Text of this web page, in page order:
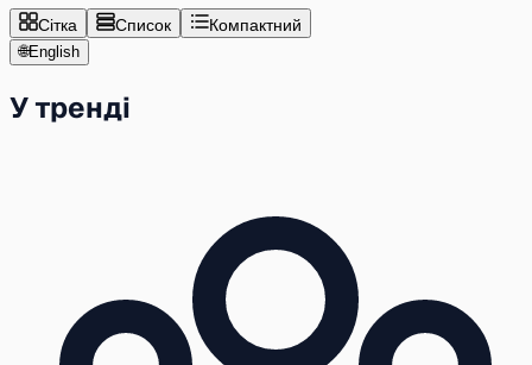
Сітка Список Компактний
🌐English
У тренді